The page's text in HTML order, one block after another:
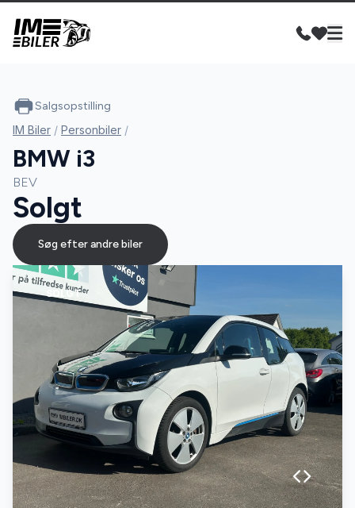
SOLGT
Salgsopstilling
IM Biler / Personbiler /
BMW i3
BEV
Solgt
Søg efter andre biler